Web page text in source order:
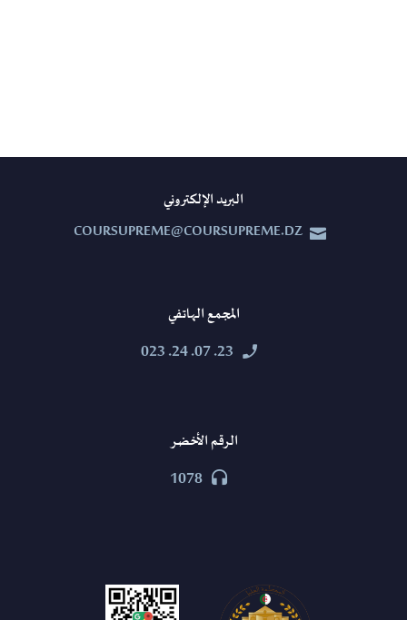
البريد الإلكتروني


COURSUPREME@COURSUPREME.DZ
المجمع الهاتفي


23. 07. 24. 023
الرقم الأخضر


1078